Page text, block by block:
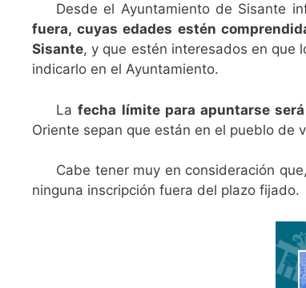
Desde el Ayuntamiento de Sisante
fuera, cuyas edades estén
Sisante, y que estén interesados en que
indicarlo en el Ayuntamiento.
Lafecha límite para apuntarse
Oriente sepan que están en el pueblo de
Cabe tener muy en consideración
ninguna inscripción fuera del plazo fijado.